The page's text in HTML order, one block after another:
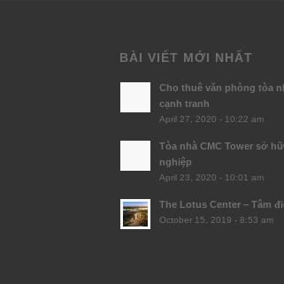
BÀI VIẾT MỚI NHẤT
Cho thuê văn phòng tòa
cạnh tranh
April 27, 2020 - 10:22 am
Tòa nhà CMC Tower sở
nghiệp
April 23, 2020 - 10:01 am
The Lotus Center – Tâm
October 15, 2019 - 8:53 am